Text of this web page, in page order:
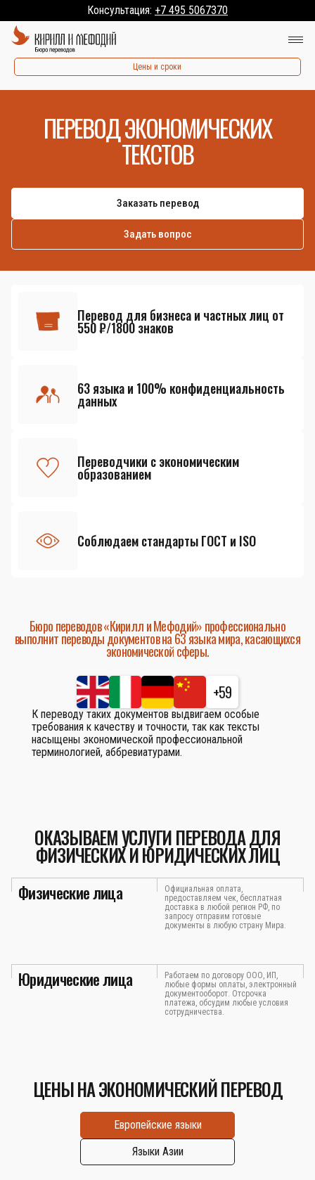
Консультация: +7 495 5067370
Цены и сроки
ПЕРЕВОД ЭКОНОМИЧЕСКИХ
ТЕКСТОВ
Заказать перевод
Задать вопрос
Перевод для бизнеса и частных лиц от
550 ₽/1800 знаков
63 языка и 100% конфиденциальность
данных
Переводчики с экономическим
образованием
Соблюдаем стандарты ГОСТ и ISO
Бюро переводов «Кирилл и Мефодий» профессионально
выполнит переводы документов на 63 языка мира, касающихся
экономической сферы.
+59
К переводу таких документов выдвигаем особые
требования к качеству и точности, так как тексты
насыщены экономической профессиональной
терминологией, аббревиатурами.
ОКАЗЫВАЕМ УСЛУГИ ПЕРЕВОДА ДЛЯ
ФИЗИЧЕСКИХ И ЮРИДИЧЕСКИХ ЛИЦ
Физические лица
Официальная оплата,
предоставляем чек, бесплатная
доставка в любой регион РФ, по
запросу отправим готовые
документы в любую страну Мира.
Юридические лица
Работаем по договору ООО, ИП,
любые формы оплаты, электронный
документооборот. Отсрочка
платежа, обсудим любые условия
сотрудничества.
ЦЕНЫ НА ЭКОНОМИЧЕСКИЙ ПЕРЕВОД
Европейские языки
Языки Азии